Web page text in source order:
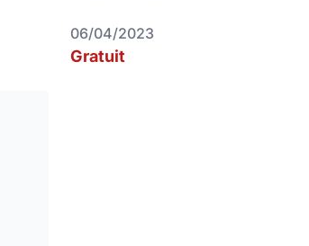
06/04/2023
Gratuit